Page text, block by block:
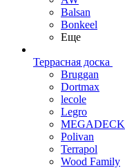
Balsan
Bonkeel
Еще
Террасная доска
Bruggan
Dortmax
lecole
Legro
MEGADECK
Polivan
Terrapol
Wood Family